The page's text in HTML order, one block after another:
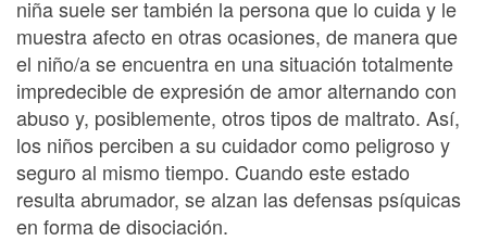
niña suele ser también la persona que lo cuida y le
muestra afecto en otras ocasiones, de manera que
el niño/a se encuentra en una situación totalmente
impredecible de expresión de amor alternando con
abuso y, posiblemente, otros tipos de maltrato. Así,
los niños perciben a su cuidador como peligroso y
seguro al mismo tiempo. Cuando este estado
resulta abrumador, se alzan las defensas psíquicas
en forma de disociación.